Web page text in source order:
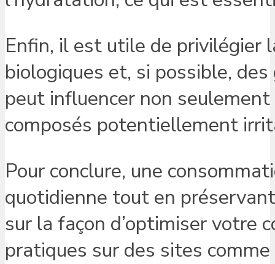
Enfin, il est utile de privilégier
biologiques et, si possible,
peut influencer non
composés potentiellement
Pour conclure, une
quotidienne tout en
sur la façon d’optimiser votre
pratiques sur des sites comme